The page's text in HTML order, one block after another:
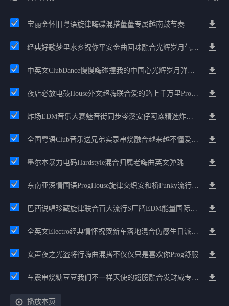
宝丽金怀旧粤语旋律嗨碟混搭董董专属越南鼓节奏
经典好歌梦里水乡祝你平安金曲回味融合光辉岁月气氛中文兄弟串烧
中英文ClubDance慢慢嗨碰撞我的中国心光辉岁月弹鼓车载
夜店必放电鼓House外文超嗨联合爱的路上千万里Prog包房漫步上头
炸场EDM音乐大赛魅音街同步岑溪安仔阿焱精选炸场歌路串烧
全国粤语Club音乐送兄弟实录串烧融合越来越不懂爱的哲学遗憾专辑
墨尔本暴力电码Hardstyle混合归属老嗨曲英文弹跳
东南亚深情国语ProgHouse旋律交织安和桥Funky流行情怀串烧
巴西说唱珍藏旋律联合百大流行S厂牌EDM能量国际电音串烧
全英文Electro经典情怀祝贺新车落地混合伤感生日派对中文Club串烧
女声夜之光盗将行嗨曲混搭不仅仅只是喜欢你Prog舒服
车震串烧糖豆豆我们不一样天使的翅膀融合发财威专属金边太空仓节奏
播放本页